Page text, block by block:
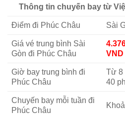
Thông tin chuyến bay từ
Điểm đi Phúc Châu Sài
Giá vé trung bình Sài
Gòn đi Phúc Châu
VND
Giờ bay trung bình đi
Phúc Châu
Từ 8
40
Chuyến bay mỗi tuần đi
Phúc Châu